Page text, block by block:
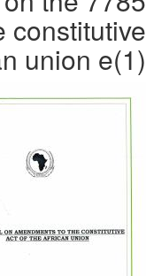
constitutive
union e(1)